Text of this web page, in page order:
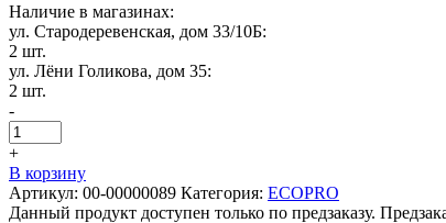
Наличие в магазинах:
ул. Стародеревенская, дом 33/10Б:
2 шт.
ул. Лёни Голикова, дом 35:
2 шт.
-
+
В корзину
Артикул: 00-00000089 Категория: ECOPRO
Данный продукт доступен только по предзаказу.